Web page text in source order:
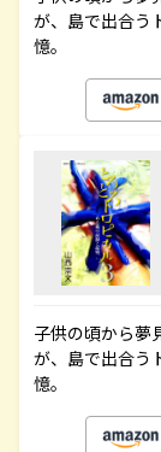
が、島で出合う
憶。
子供の頃から夢
が、島で出合う
憶。